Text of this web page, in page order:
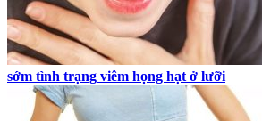
sớm tình trạng viêm họng hạt ở lưỡi